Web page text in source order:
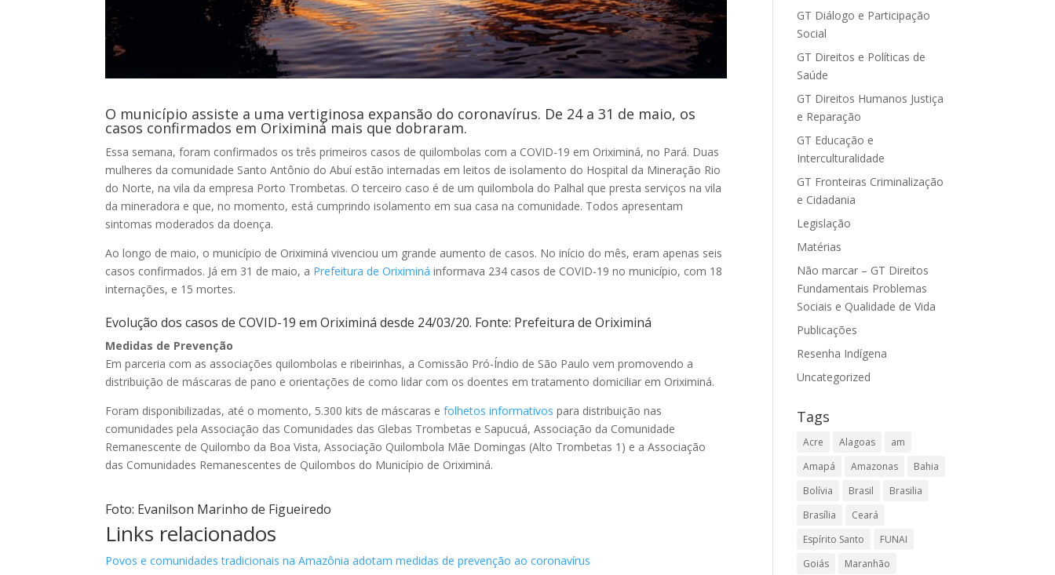
O município assiste a uma vertiginosa expansão do coronavírus. De 24 a 31 de maio, os
casos confirmados em Oriximiná mais que dobraram.
Essa semana, foram confirmados os três primeiros casos de quilombolas com a COVID-19 em Oriximiná, no Pará. Duas
mulheres da comunidade Santo Antônio do Abuí estão internadas em leitos de isolamento do Hospital da Mineração Rio
do Norte, na vila da empresa Porto Trombetas. O terceiro caso é de um quilombola do Palhal que presta serviços na vila
da mineradora e que, no momento, está cumprindo isolamento em sua casa na comunidade. Todos apresentam
sintomas moderados da doença.
Ao longo de maio, o município de Oriximiná vivenciou um grande aumento de casos. No início do mês, eram apenas seis
casos confirmados. Já em 31 de maio, a Prefeitura de Oriximiná informava 234 casos de COVID-19 no município, com 18
internações, e 15 mortes.
Evolução dos casos de COVID-19 em Oriximiná desde 24/03/20. Fonte: Prefeitura de Oriximiná
Medidas de Prevenção
Em parceria com as associações quilombolas e ribeirinhas, a Comissão Pró-Índio de São Paulo vem promovendo a
distribuição de máscaras de pano e orientações de como lidar com os doentes em tratamento domiciliar em Oriximiná.
Foram disponibilizadas, até o momento, 5.300 kits de máscaras efolhetos informativos para distribuição nas
comunidades pela Associação das Comunidades das Glebas Trombetas e Sapucuá, Associação da Comunidade
Remanescente de Quilombo da Boa Vista, Associação Quilombola Mãe Domingas (Alto Trombetas 1) e a Associação
das Comunidades Remanescentes de Quilombos do Município de Oriximiná.
Foto: Evanilson Marinho de Figueiredo
Links relacionados
Povos e comunidades tradicionais na Amazônia adotam medidas de prevenção ao coronavírus
GT Diálogo e Participação
Social
GT Direitos e Políticas de
Saúde
GT Direitos Humanos Justiça
e Reparação
GT Educação e
Interculturalidade
GT Fronteiras Criminalização
e Cidadania
Legislação
Matérias
Não marcar – GT Direitos
Fundamentais Problemas
Sociais e Qualidade de Vida
Publicações
Resenha Indígena
Uncategorized
Tags
Acre Alagoas
am
Amapá
Amazonas
Bahia
Bolívia
Brasil
Brasilia
Brasília
Ceará
Espírito Santo
FUNAI
Goiás
Maranhão